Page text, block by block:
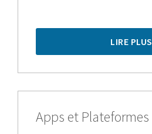
LIRE PLUS
Apps et Plateformes